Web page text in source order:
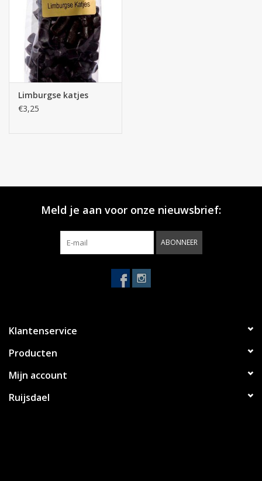
Limburgse katjes
€3,25
Meld je aan voor onze nieuwsbrief:
ABONNEER
Klantenservice
Producten
Mijn account
Ruijsdael